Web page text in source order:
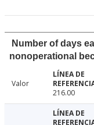
Number of days
nonoperational
Valor
216.00